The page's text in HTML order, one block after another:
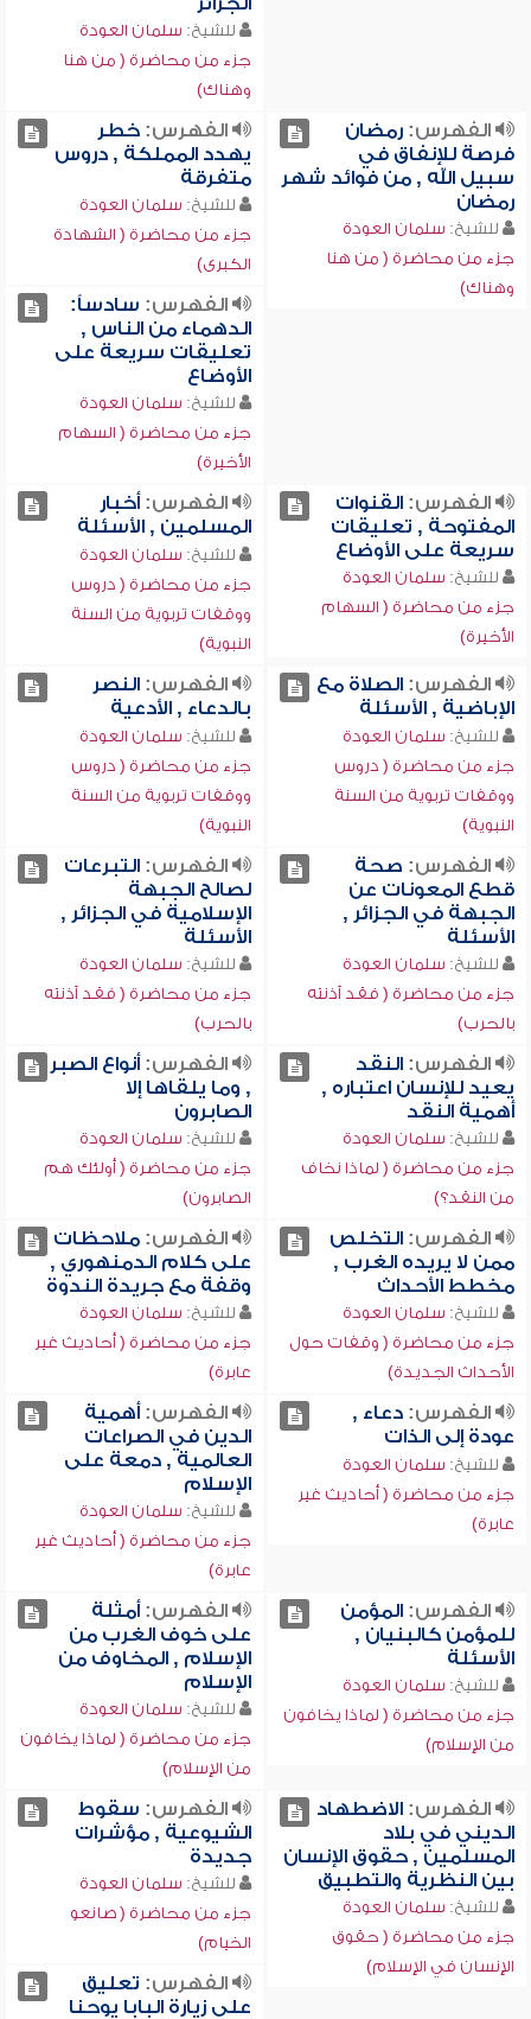
للشيخ: سلمان العودة
جزء من محاضرة ( من هنا
وهناك)
الفهرس:رمضان
فرصة للإنفاق في
سبيل الله , من فوائد شهر
رمضان
للشيخ: سلمان العودة
جزء من محاضرة ( من هنا
وهناك)
الفهرس:خطر
يهدد المملكة , دروس
متفرقة
للشيخ: سلمان العودة
جزء من محاضرة ( الشهادة
الكبرى)
الفهرس: سادساً:
الدهماء من الناس ,
تعليقات سريعة على
الأوضاع
للشيخ: سلمان العودة
جزء من محاضرة ( السهام
الأخيرة)
الفهرس:القنوات
المفتوحة , تعليقات
سريعة على الأوضاع
للشيخ: سلمان العودة
جزء من محاضرة ( السهام
الأخيرة)
الفهرس:أخبار
المسلمين , الأسئلة
للشيخ: سلمان العودة
جزء من محاضرة ( دروس
ووقفات تربوية من السنة
النبوية)
الفهرس:الصلاة مع
الإباضية , الأسئلة
للشيخ: سلمان العودة
جزء من محاضرة ( دروس
ووقفات تربوية من السنة
النبوية)
الفهرس:النصر
بالدعاء , الأدعية
للشيخ: سلمان العودة
جزء من محاضرة ( دروس
ووقفات تربوية من السنة
النبوية)
الفهرس: صحة
قطع المعونات عن
الجبهة في الجزائر ,
الأسئلة
للشيخ: سلمان العودة
جزء من محاضرة ( فقد آذنته
بالحرب)
الفهرس:التبرعات
لصالح الجبهة
الإسلامية في الجزائر ,
الأسئلة
للشيخ: سلمان العودة
جزء من محاضرة ( فقد آذنته
بالحرب)
الفهرس:النقد
يعيد للإنسان اعتباره ,
أهمية النقد
للشيخ: سلمان العودة
جزء من محاضرة ( لماذا نخاف
من النقد؟)
الفهرس:أنواع الصبر
, وما يلقاها إلا
الصابرون
للشيخ: سلمان العودة
جزء من محاضرة ( أولئك هم
الصابرون)
الفهرس:التخلص
ممن لا يريده الغرب ,
مخطط الأحداث
للشيخ: سلمان العودة
جزء من محاضرة ( وقفات حول
الأحداث الجديدة)
الفهرس:ملاحظات
على كلام الدمنهوري ,
وقفة مع جريدة الندوة
للشيخ: سلمان العودة
جزء من محاضرة ( أحاديث غير
عابرة)
الفهرس:دعاء ,
عودة إلى الذات
للشيخ: سلمان العودة
جزء من محاضرة ( أحاديث غير
عابرة)
الفهرس:أهمية
الدين في الصراعات
العالمية , دمعة على
الإسلام
للشيخ: سلمان العودة
جزء من محاضرة ( أحاديث غير
عابرة)
الفهرس:المؤمن
للمؤمن كالبنيان ,
الأسئلة
للشيخ: سلمان العودة
جزء من محاضرة ( لماذا يخافون
من الإسلام)
الفهرس:أمثلة
على خوف الغرب من
الإسلام , المخاوف من
الإسلام
للشيخ: سلمان العودة
جزء من محاضرة ( لماذا يخافون
من الإسلام)
الفهرس:الاضطهاد
الديني في بلاد
المسلمين , حقوق الإنسان
بين النظرية والتطبيق
للشيخ: سلمان العودة
جزء من محاضرة ( حقوق
الإنسان في الإسلام)
الفهرس: سقوط
الشيوعية , مؤشرات
جديدة
للشيخ: سلمان العودة
جزء من محاضرة ( صانعو
الخيام)
الفهرس: تعليق
على زيارة البابا يوحنا